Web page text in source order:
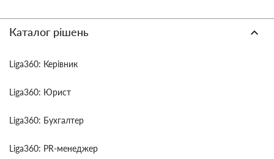
Каталог рішень
Liga360: Керівник
Liga360: Юрист
Liga360: Бухгалтер
Liga360: PR-менеджер